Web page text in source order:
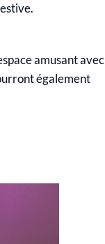
amusant avec
également